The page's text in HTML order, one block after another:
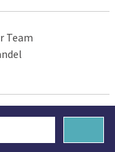
Team